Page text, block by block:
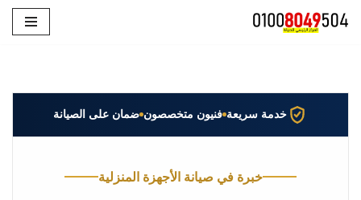
خدمة سريعة فنيون متخصصون ضمان على الصيانة
خبرة في صيانة الأجهزة المنزلية